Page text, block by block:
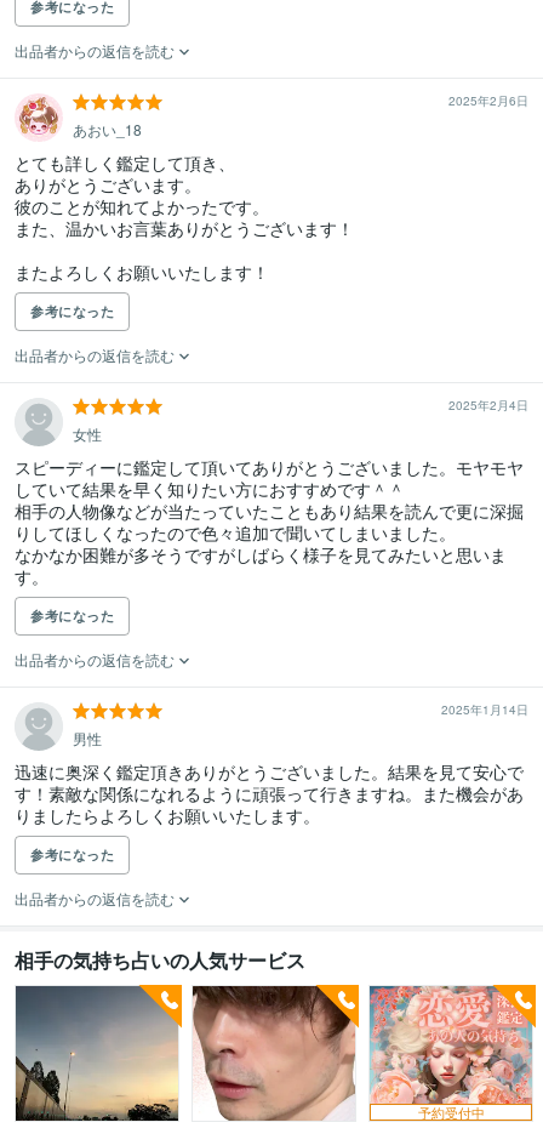
参考になった
出品者からの返信を読む
2025年2月6日
あおい_18
とても詳しく鑑定して頂き、
ありがとうございます。
彼のことが知れてよかったです。
また、温かいお言葉ありがとうございます！
またよろしくお願いいたします！
参考になった
出品者からの返信を読む
2025年2月4日
女性
スピーディーに鑑定して頂いてありがとうございました。モヤモヤ
していて結果を早く知りたい方におすすめです＾＾
相手の人物像などが当たっていたこともあり結果を読んで更に深掘
りしてほしくなったので色々追加で聞いてしまいました。
なかなか困難が多そうですがしばらく様子を見てみたいと思いま
す。
参考になった
出品者からの返信を読む
2025年1月14日
男性
迅速に奥深く鑑定頂きありがとうございました。結果を見て安心で
す！素敵な関係になれるように頑張って行きますね。また機会があ
りましたらよろしくお願いいたします。
参考になった
出品者からの返信を読む
相手の気持ち占いの人気サービス
予約受付中